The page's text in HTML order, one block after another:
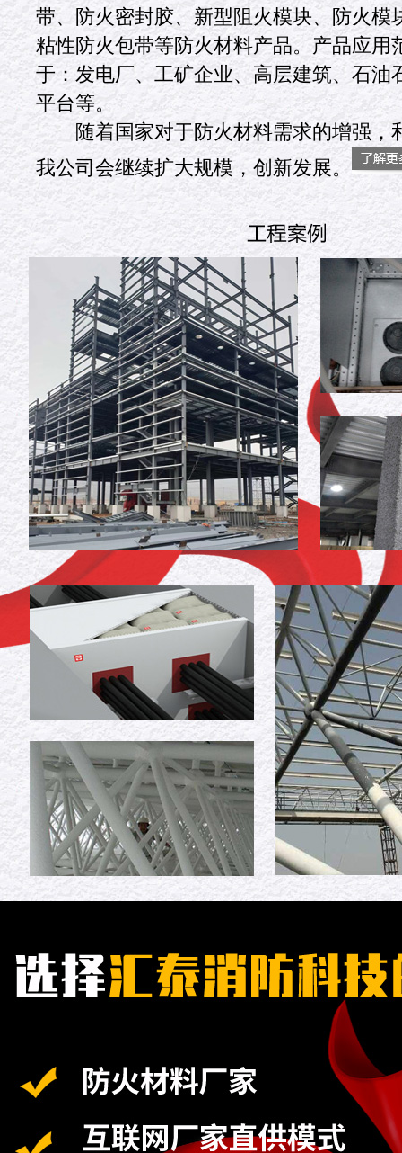
带、防火密封胶、新型阻火模块、防火模
粘性防火包带等防火材料产品。产品应用
于：发电厂、工矿企业、高层建筑、石油
平台等。
随着国家对于防火材料需求的增强，
我公司会继续扩大规模，创新发展。